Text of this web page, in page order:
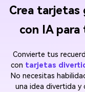
Crea tarjetas
con IA
Convierte tus
con tarjetas
No necesitas
una idea divertida y